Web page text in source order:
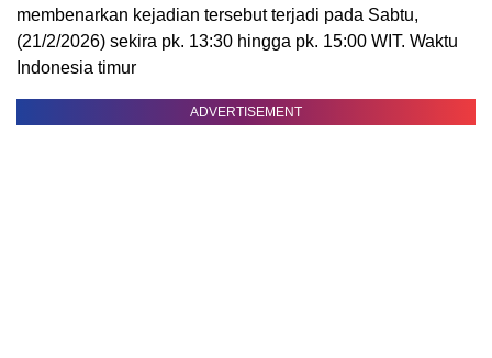
membenarkan kejadian tersebut terjadi pada Sabtu,
(21/2/2026) sekira pk. 13:30 hingga pk. 15:00 WIT. Waktu
Indonesia timur
ADVERTISEMENT